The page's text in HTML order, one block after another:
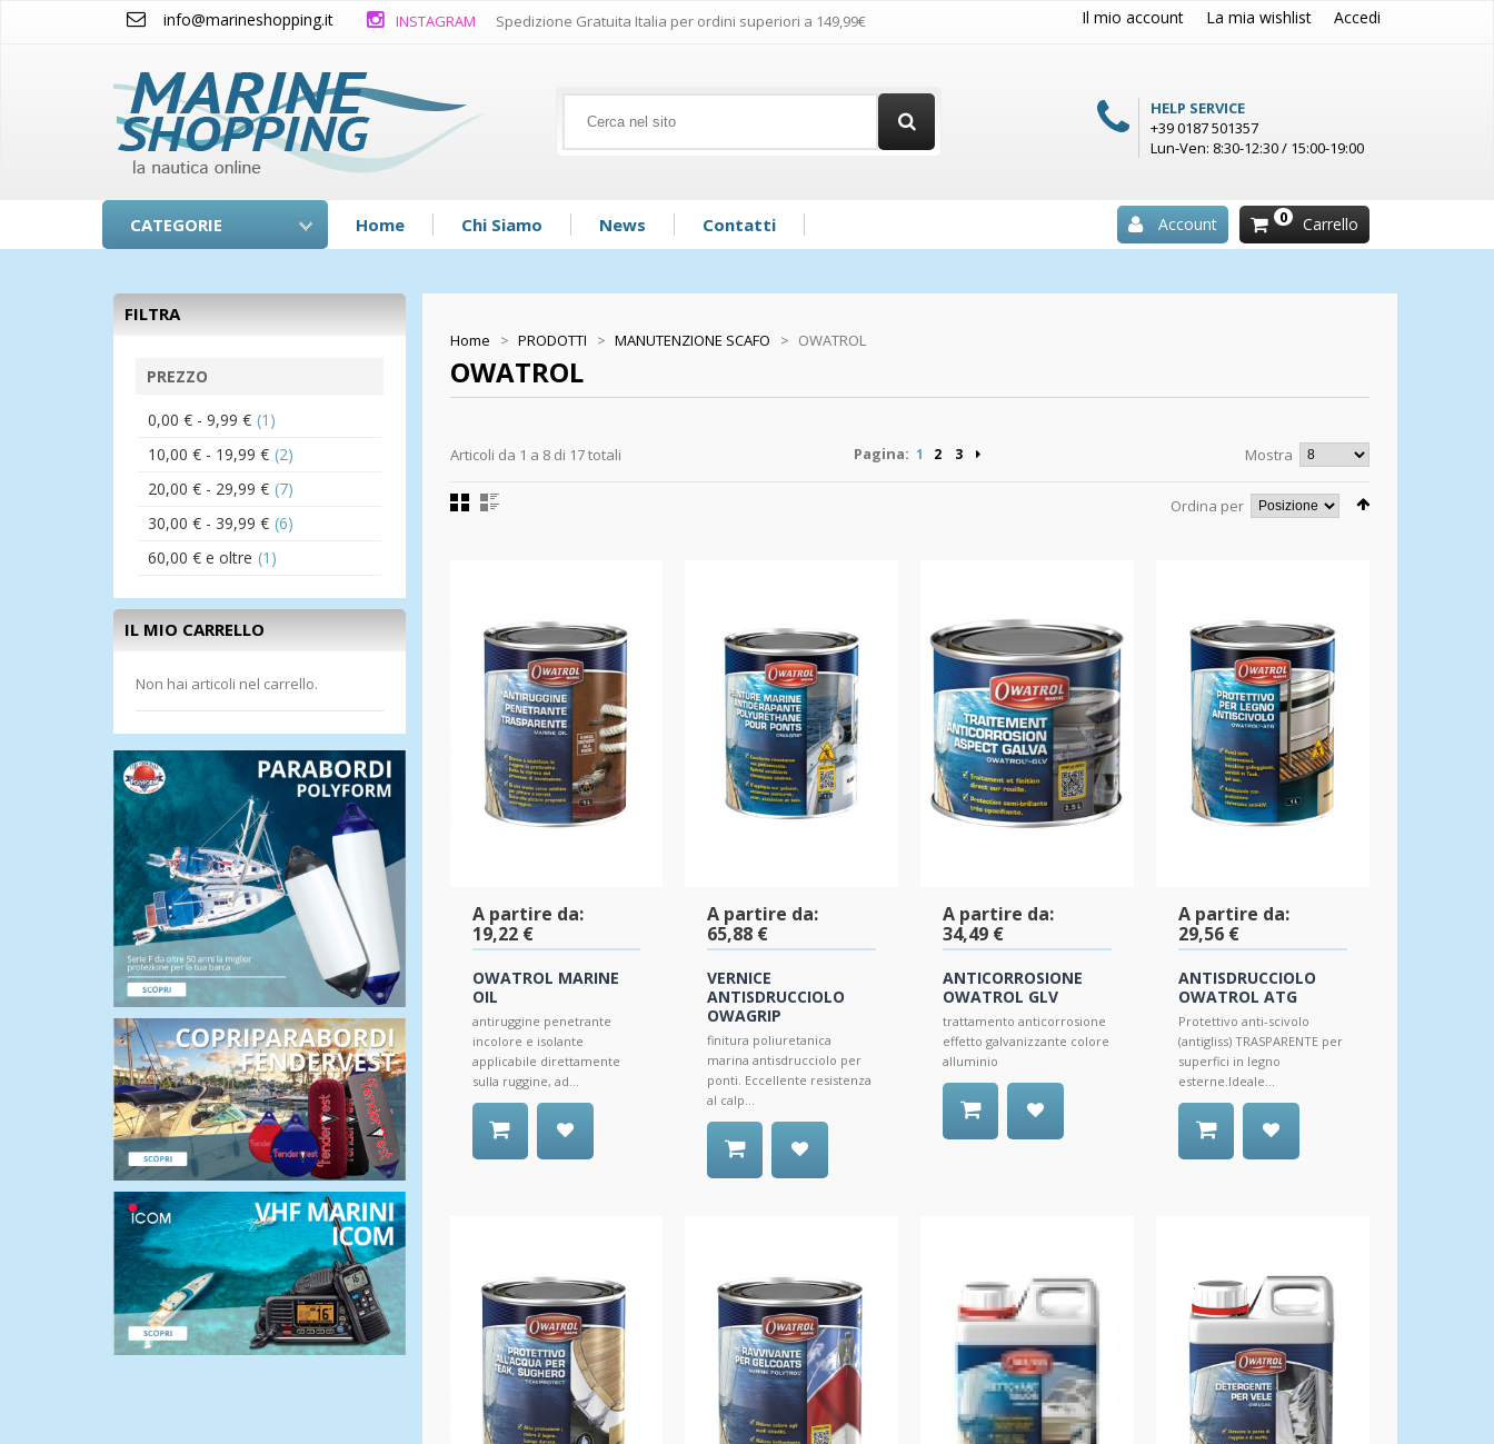
Il mio account La mia wishlist Accedi
info@marineshopping.it INSTAGRAM Spedizione Gratuita Italia per ordini superiori a 149,99€
HELP SERVICE
+39 0187 501357
Lun-Ven: 8:30-12:30 / 15:00-19:00
CATEGORIE Home Chi Siamo News Contatti Carrello
0
Account
Home > PRODOTTI > MANUTENZIONE SCAFO > OWATROL
OWATROL
Articoli da 1 a 8 di 17 totali Mostra
Pagina: 1 2 3
Ordina per
A partire da:
19,22 €
OWATROL MARINE
OIL
antiruggine penetrante
incolore e isolante
applicabile direttamente
sulla ruggine, ad...
A partire da:
65,88 €
VERNICE
ANTISDRUCCIOLO
OWAGRIP
finitura poliuretanica
marina antisdrucciolo per
ponti. Eccellente resistenza
al calp...
A partire da:
34,49 €
ANTICORROSIONE
OWATROL GLV
trattamento anticorrosione
effetto galvanizzante colore
alluminio
A partire da:
29,56 €
ANTISDRUCCIOLO
OWATROL ATG
Protettivo anti-scivolo
(antigliss) TRASPARENTE per
superfici in legno
esterne.Ideale...
FILTRA
PREZZO
0,00 € - 9,99 € (1)
10,00 € - 19,99 € (2)
20,00 € - 29,99 € (7)
30,00 € - 39,99 € (6)
60,00 € e oltre (1)
IL MIO CARRELLO
Non hai articoli nel carrello.